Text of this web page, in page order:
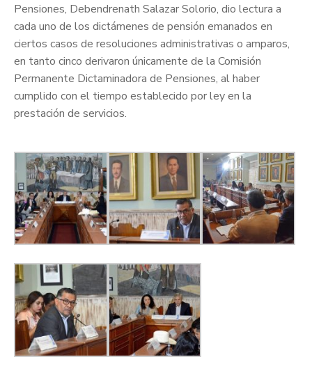
Pensiones, Debendrenath Salazar Solorio, dio lectura a
cada uno de los dictámenes de pensión emanados en
ciertos casos de resoluciones administrativas o amparos,
en tanto cinco derivaron únicamente de la Comisión
Permanente Dictaminadora de Pensiones, al haber
cumplido con el tiempo establecido por ley en la
prestación de servicios.